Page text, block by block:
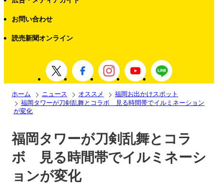
お問い合わせ
読売新聞オンライン
ホーム ニュース オススメ
福岡お出かけスポット
福岡タワーが刀剣乱舞とコラボ 見る時間帯でイルミネーション
が変化
福岡タワーが刀剣乱舞とコラ
ボ 見る時間帯でイルミネーシ
ョンが変化